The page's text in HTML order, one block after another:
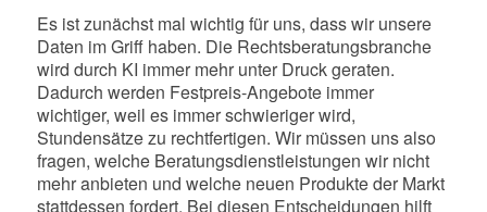
Es ist zunächst mal wichtig für uns, dass wir unsere
Daten im Griff haben. Die Rechtsberatungsbranche
wird durch KI immer mehr unter Druck geraten.
Dadurch werden Festpreis-Angebote immer
wichtiger, weil es immer schwieriger wird,
Stundensätze zu rechtfertigen. Wir müssen uns also
fragen, welche Beratungsdienstleistungen wir nicht
mehr anbieten und welche neuen Produkte der Markt
stattdessen fordert. Bei diesen Entscheidungen hilft